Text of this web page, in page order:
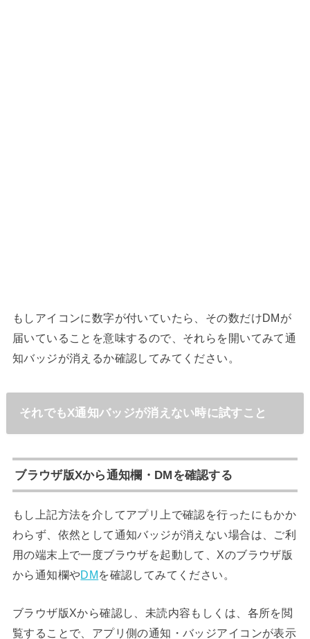
もしアイコンに数字が付いていたら、その数だけDMが
届いていることを意味するので、それらを開いてみて通
知バッジが消えるか確認してみてください。
それでもX通知バッジが消えない時に試すこと
ブラウザ版Xから通知欄・DMを確認する
もし上記方法を介してアプリ上で確認を行ったにもかか
わらず、依然として通知バッジが消えない場合は、ご利
用の端末上で一度ブラウザを起動して、Xのブラウザ版
から通知欄やDMを確認してみてください。
ブラウザ版Xから確認し、未読内容もしくは、各所を閲
覧することで、アプリ側の通知・バッジアイコンが表示